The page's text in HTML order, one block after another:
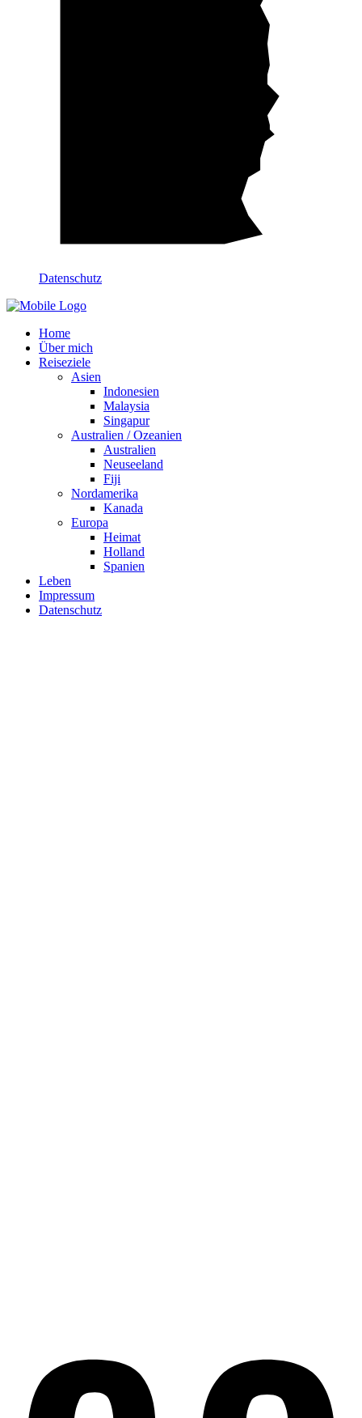
Datenschutz
Home
Über mich
Reiseziele
Asien
Indonesien
Malaysia
Singapur
Australien / Ozeanien
Australien
Neuseeland
Fiji
Nordamerika
Kanada
Europa
Heimat
Holland
Spanien
Leben
Impressum
Datenschutz